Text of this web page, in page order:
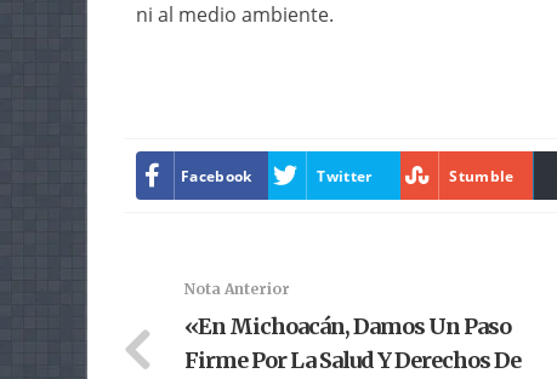
ni al medio ambiente.
Facebook Twitter Stumble
Nota Anterior
«En Michoacán, Damos Un Paso
Firme Por La Salud Y Derechos De